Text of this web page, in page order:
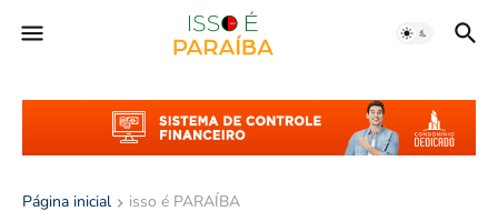
Página inicial isso é PARAÍBA